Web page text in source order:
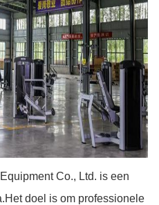
Co., Ltd. is een
doel is om professionele